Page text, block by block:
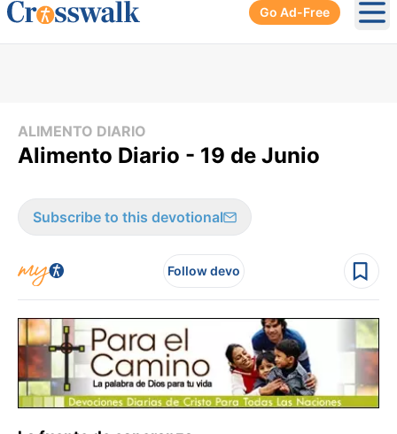
Go Ad-Free
ALIMENTO DIARIO
Alimento Diario - 19 de Junio
Subscribe to this devotional
Follow devo